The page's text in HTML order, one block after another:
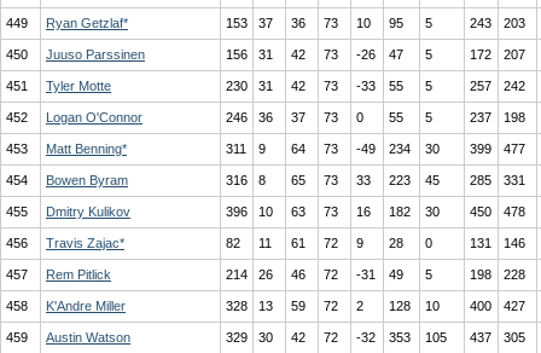
449 Ryan Getzlaf* 153 37 36 73 10 95 5 243 203
450 Juuso Parssinen 156 31 42 73 -26 47 5 172 207
451 Tyler Motte 230 31 42 73 -33 55 5 257 242
452 Logan O'Connor 246 36 37 73 0 55 5 237 198
453 Matt Benning* 311 9 64 73 -49 234 30 399 477
454 Bowen Byram 316 8 65 73 33 223 45 285 331
455 Dmitry Kulikov 396 10 63 73 16 182 30 450 478
456 Travis Zajac* 82 11 61 72 9 28 0 131 146
457 Rem Pitlick 214 26 46 72 -31 49 5 198 228
458 K'Andre Miller 328 13 59 72 2 128 10 400 427
459 Austin Watson 329 30 42 72 -32 353 105 437 305